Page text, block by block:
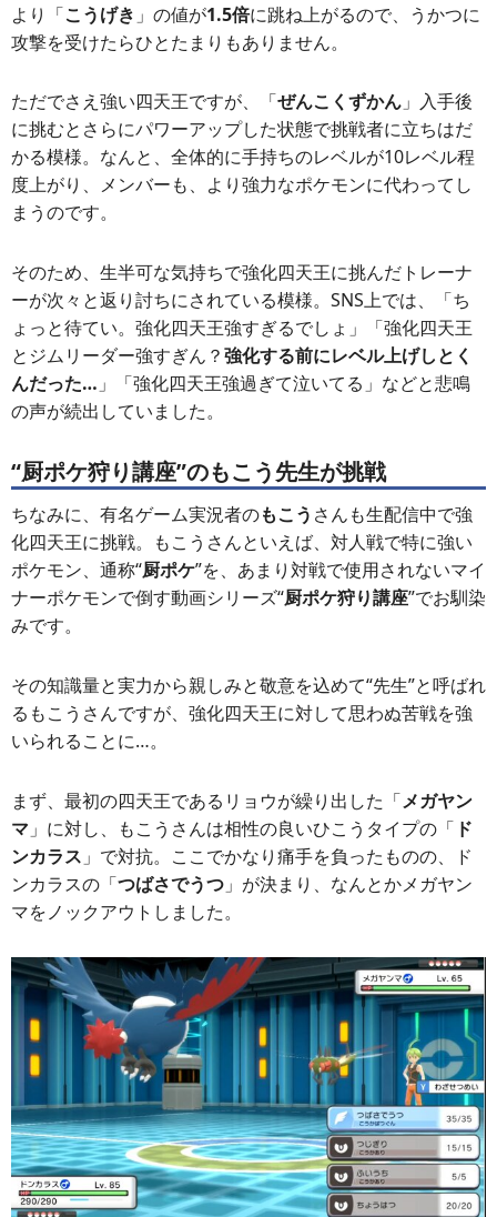
より「こうげき 」の値が1.5倍に跳ね上がるので、うかつに
攻撃を受けたらひとたまりもありません。
ただでさえ強い四天王ですが、「ぜんこくずかん 」入手後
に挑むとさらにパワーアップした状態で挑戦者に立ちはだ
かる模様。なんと、全体的に手持ちのレベルが10レベル程
度上がり、メンバーも、より強力なポケモンに代わってし
まうのです。
そのため、生半可な気持ちで強化四天王に挑んだトレーナ
ーが次々と返り討ちにされている模様。SNS上では、「ち
ょっと待てい。強化四天王強すぎるでしょ」「強化四天王
とジムリーダー強すぎん？強化する前にレベル上げしとく
んだった… 」「強化四天王強過ぎて泣いてる」などと悲鳴
の声が続出していました。
“厨ポケ狩り講座”のもこう先生が挑戦
ちなみに、有名ゲーム実況者のもこう さんも生配信中で強
化四天王に挑戦。もこうさんといえば、対人戦で特に強い
ポケモン、通称“厨ポケ”を、あまり対戦で使用されないマイ
ナーポケモンで倒す動画シリーズ“厨ポケ狩り講座”でお馴染
みです。
その知識量と実力から親しみと敬意を込めて“先生”と呼ばれ
るもこうさんですが、強化四天王に対して思わぬ苦戦を強
いられることに…。
まず、最初の四天王であるリョウが繰り出した「メガヤン
マ 」に対し、もこうさんは相性の良いひこうタイプの「 ド
ンカラス 」で対抗。ここでかなり痛手を負ったものの、ド
ンカラスの「つばさでうつ 」が決まり、なんとかメガヤン
マをノックアウトしました。